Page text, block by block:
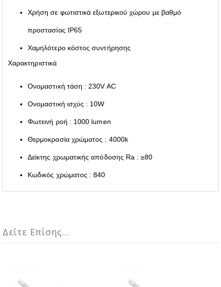
Χρήση σε φωτιστικά εξωτερικού χώρου με βαθμό
προστασίας IP65
Χαμηλότερο κόστος συντήρησης
Χαρακτηριστικά
Ονομαστική τάση : 230V AC
Ονομαστική ισχύς : 10W
Φωτεινή ροή : 1000 lumen
Θερμοκρασία χρώματος : 4000k
Δείκτης χρωματικής απόδοσης Ra : ≥80
Κωδικός χρώματος : 840
Δείτε Επίσης...